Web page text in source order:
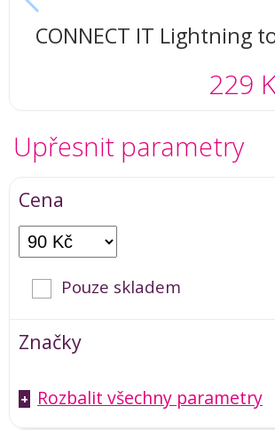
CONNECT IT Lightning
229
Upřesnit parametry
Cena
Pouze skladem
Značky
+ Rozbalit všechny parametry